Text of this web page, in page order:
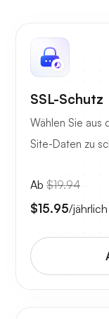
SSL-Schutz
Wählen Sie aus
Site-Daten zu
Ab $19.94
$15.95/jährlich